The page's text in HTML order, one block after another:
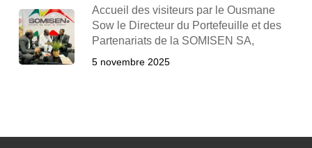
Accueil des visiteurs par le Ousmane
Sow le Directeur du Portefeuille et des
Partenariats de la SOMISEN SA,
5 novembre 2025